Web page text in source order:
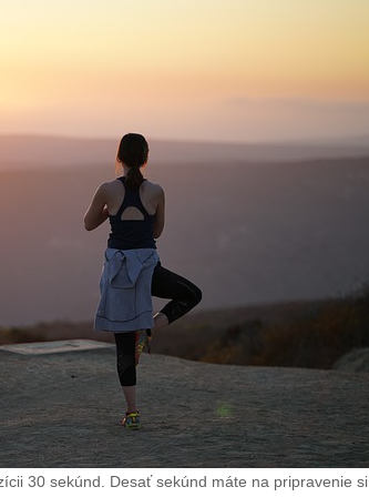
30 sekúnd. Desať sekúnd máte na pripravenie si